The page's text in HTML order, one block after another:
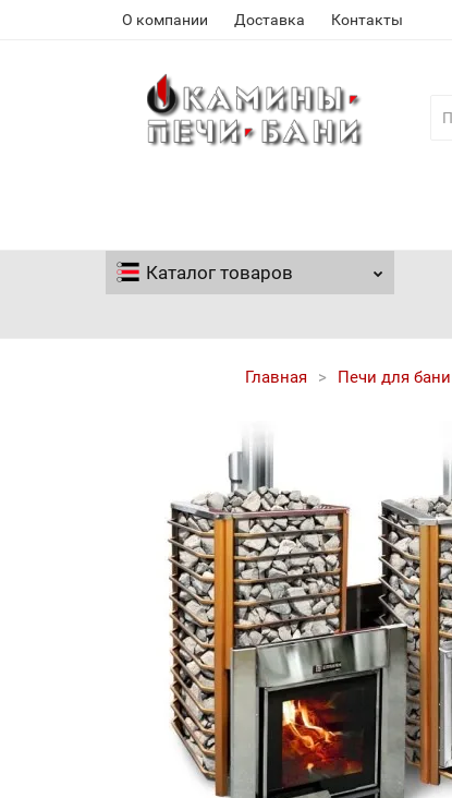
О компании Доставка Контакты
Каталог товаров
Главная Печи для бани